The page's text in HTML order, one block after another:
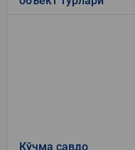
Кўчма савдо